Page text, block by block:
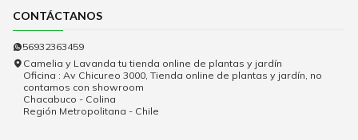
CONTÁCTANOS
56932363459
Camelia y Lavanda tu tienda online de plantas y jardín
Oficina : Av Chicureo 3000, Tienda online de plantas y jardín, no
contamos con showroom
Chacabuco - Colina
Región Metropolitana - Chile